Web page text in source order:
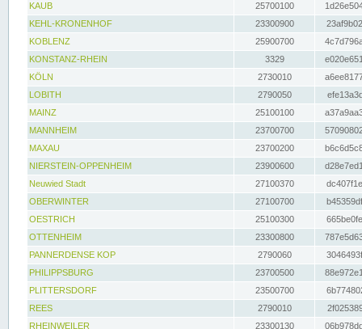
KAUB
25700100
KEHL-KRONENHOF
23300900
KOBLENZ
25900700
KONSTANZ-RHEIN
3329
KÖLN
2730010
LOBITH
2790050
MAINZ
25100100
MANNHEIM
23700700
MAXAU
23700200
NIERSTEIN-OPPENHEIM
23900600
Neuwied Stadt
27100370
OBERWINTER
27100700
OESTRICH
25100300
OTTENHEIM
23300800
PANNERDENSE KOP
2790060
PHILIPPSBURG
23700500
PLITTERSDORF
23500700
REES
2790010
RHEINWEILER
23300130